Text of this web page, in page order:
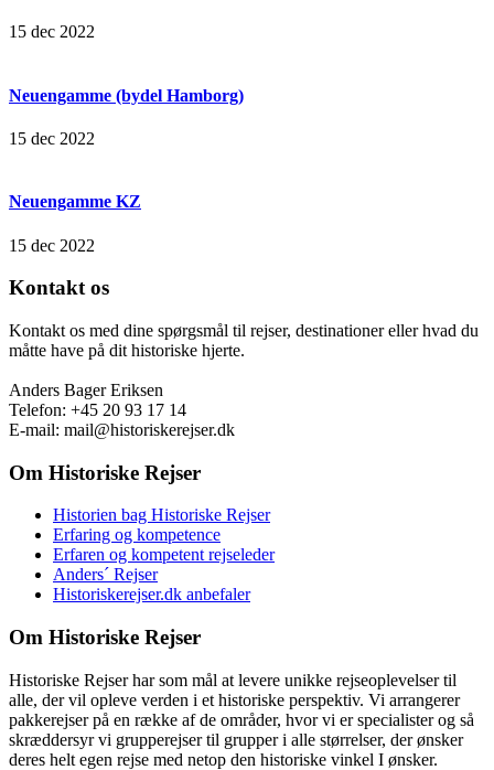
15 dec 2022
Neuengamme (bydel Hamborg)
15 dec 2022
Neuengamme KZ
15 dec 2022
Kontakt os
Kontakt os med dine spørgsmål til rejser, destinationer eller hvad du
måtte have på dit historiske hjerte.
Anders Bager Eriksen
Telefon: +45 20 93 17 14
E-mail: mail@historiskerejser.dk
Om Historiske Rejser
Historien bag Historiske Rejser
Erfaring og kompetence
Erfaren og kompetent rejseleder
Anders´ Rejser
Historiskerejser.dk anbefaler
Om Historiske Rejser
Historiske Rejser har som mål at levere unikke rejseoplevelser til
alle, der vil opleve verden i et historiske perspektiv. Vi arrangerer
pakkerejser på en række af de områder, hvor vi er specialister og så
skræddersyr vi grupperejser til grupper i alle størrelser, der ønsker
deres helt egen rejse med netop den historiske vinkel I ønsker.